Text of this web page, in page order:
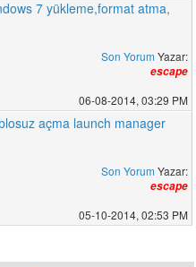
7 yükleme,format atma,
Son Yorum Yazar:
escape
06-08-2014, 03:29 PM
açma launch manager
Son Yorum Yazar:
escape
05-10-2014, 02:53 PM